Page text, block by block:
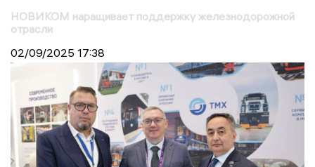
НОВИКОМ наращивает поддержку железнодорожной
отрасли
02/09/2025 17:38